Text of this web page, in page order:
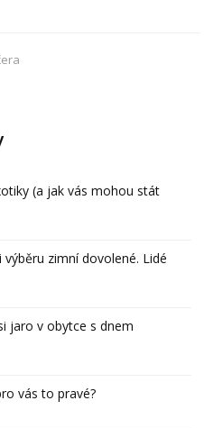
(a jak vás mohou stát
zimní dovolené. Lidé
jaro v obytce s dnem
vás to pravé?